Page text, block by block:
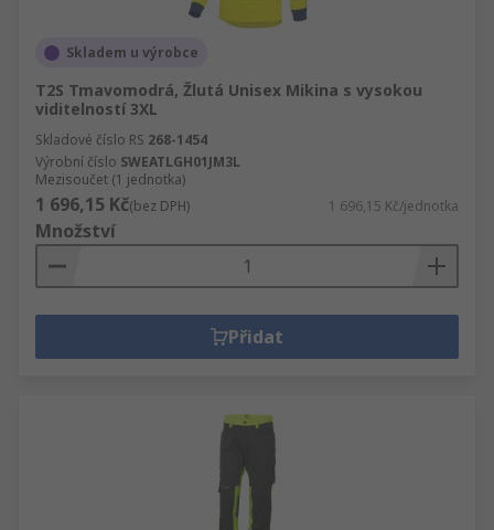
Skladem u výrobce
T2S Tmavomodrá, Žlutá Unisex Mikina s vysokou
viditelností 3XL
Skladové číslo RS 268-1454
Výrobní číslo SWEATLGH01JM3L
Mezisoučet (1 jednotka)
1 696,15 Kč(bez DPH) 1 696,15 Kč/jednotka
Množství
Přidat